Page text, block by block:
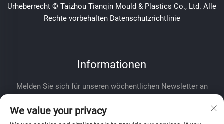
Urheberrecht © Taizhou Tianqin Mould & Plastics Co., Ltd. Alle
Rechte vorbehalten Datenschutzrichtlinie
Informationen
Melden Sie sich für unseren wöchentlichen Newsletter an
We value your privacy